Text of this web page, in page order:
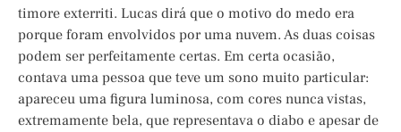
timore exterriti. Lucas dirá que o motivo do medo era
porque foram envolvidos por uma nuvem. As duas coisas
podem ser perfeitamente certas. Em certa ocasião,
contava uma pessoa que teve um sono muito particular:
apareceu uma figura luminosa, com cores nunca vistas,
extremamente bela, que representava o diabo e apesar de